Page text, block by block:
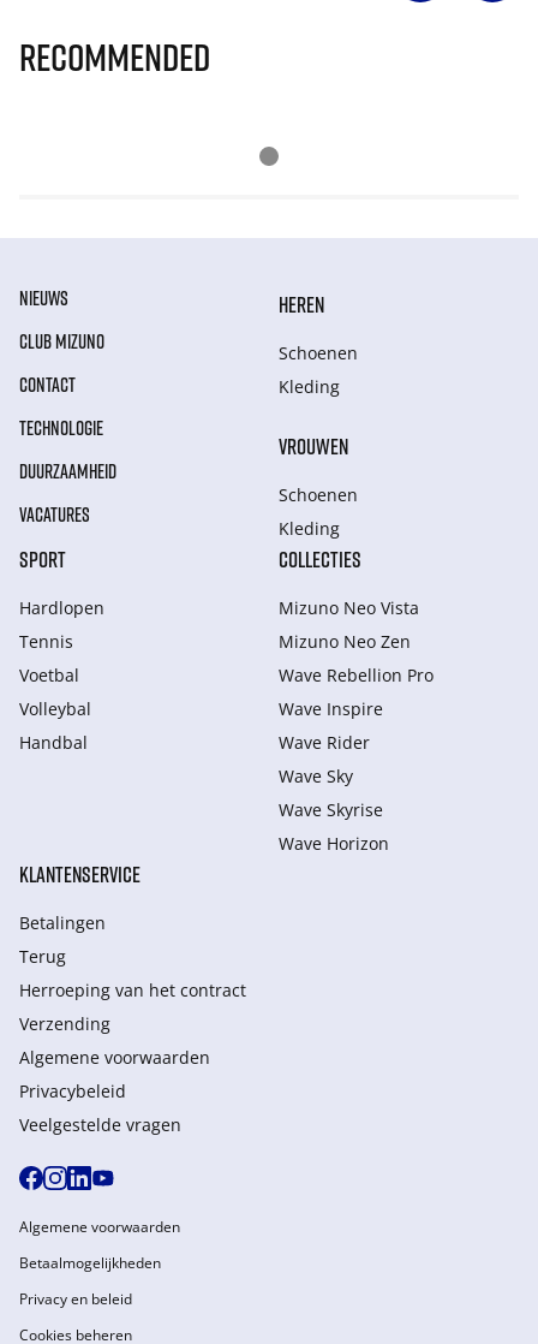
Recommended
NIEUWS
CLUB MIZUNO
CONTACT
TECHNOLOGIE
DUURZAAMHEID
VACATURES
HEREN
Schoenen
Kleding
VROUWEN
Schoenen
Kleding
SPORT
Hardlopen
Tennis
Voetbal
Volleybal
Handbal
COLLECTIES
Mizuno Neo Vista
Mizuno Neo Zen
Wave Rebellion Pro
Wave Inspire
Wave Rider
Wave Sky
Wave Skyrise
Wave Horizon
KLANTENSERVICE
Betalingen
Terug
Herroeping van het contract
Verzending
Algemene voorwaarden
Privacybeleid
Veelgestelde vragen
Algemene voorwaarden
Betaalmogelijkheden
Privacy en beleid
Cookies beheren